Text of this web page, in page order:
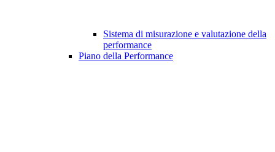
Sistema di misurazione e valutazione della
performance
Piano della Performance